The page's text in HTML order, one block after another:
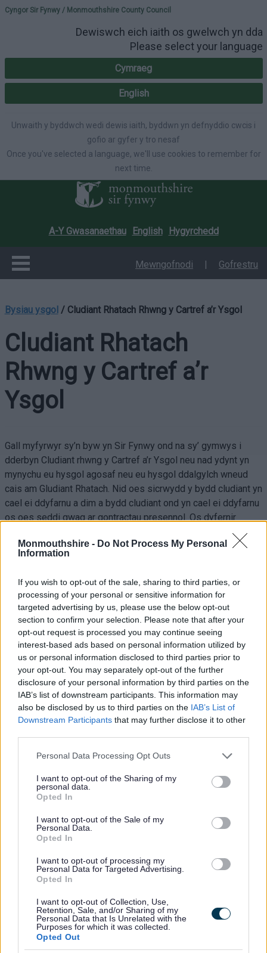
Monmouthshire - Do Not Process My Personal
Information
If you wish to opt-out of the sale, sharing to third parties, or
processing of your personal or sensitive information for
targeted advertising by us, please use the below opt-out
section to confirm your selection. Please note that after your
opt-out request is processed you may continue seeing
interest-based ads based on personal information utilized by
us or personal information disclosed to third parties prior to
your opt-out. You may separately opt-out of the further
disclosure of your personal information by third parties on the
IAB’s list of downstream participants. This information may
also be disclosed by us to third parties on the IAB’s List of
Downstream Participants that may further disclose it to other
Please note that this website/app uses one or more Google
not limited to your visit or usage behaviour. You may click to
grant or deny consent to Google and its third-party tags to
use your data for below specified purposes in below Google
consent section.
Personal Data Processing Opt Outs
I want to opt-out of the Sharing of my
personal data.
Opted In
I want to opt-out of the Sale of my
Personal Data.
Opted In
I want to opt-out of processing my
Personal Data for Targeted Advertising.
Opted In
I want to opt-out of Collection, Use,
Retention, Sale, and/or Sharing of my
Personal Data that Is Unrelated with the
Purposes for which it was collected.
Opted Out
Please select your
Cyngor Sir Fynwy / Monmouthshire County Council
Dewiswch eich iaith os gwelwch yn dda
Please select your language
Cymraeg
English
Unwaith y byddwch wedi dewis iaith, byddwn yn defnyddio cwcis i
gofio ar gyfer y tro nesaf
Once you've selected a language, we'll use cookies to remember for
next time.
A-Y Gwasanaethau English Hygyrchedd
Mewngofnodi | Gofrestru
Bysiau ysgol / Cludiant Rhatach Rhwng y Cartref a’r Ysgol
Cludiant Rhatach
Rhwng y Cartref a’r
Ysgol
Gall myfyrwyr sy’n byw yn Sir Fynwy ond na sy’ gymwys i
dderbyn Cludiant rhwng y Cartref a’r Ysgol neu nad ydynt yn
mynychu eu hysgol agosaf neu eu hysgol ddalgylch wneud
cais am Gludiant Rhatach. Nid oes sicrwydd y bydd cludiant yn
cael ei ddyfarnu a dim a bydd cludiant ond yn cael ei ddyfarnu
os oes seddi gwag ar gontractau presennol. Os dyfernir
. Nid oes rhaid talu hwn yn llawn a
gellir ei dalu trwy gynllun rhandaliadau y cytunwyd arno gyda’r
Tîm Dyledwyr Amrywiol. Yr unig amod yw bod rhaid talu’r
Os nad ydych chi’n byw yn Sir Fynwy ond bod gennych chi
blentyn yn mynychu ysgol yn Sir Fynwy, ni fyddant fel arfer yn
gymwys i dderbyn cludiant. Fodd bynnag, os oes gennym
seddi gwag ar ôl i holl geisiadau trigolion Sir Fynwy gael eu
hystyried, byddwn yn ystyried ceisiadau gan drigolion nad
ydynt yn byw yn Sir Fynwy. Os dyfernir seddi, nid oes unrhyw
sicrwydd y bydd y sedd ar gael am y flwyddyn academaidd
gyfan gan y bydd cais gan ddysgwr sy’n gymwys i gael
cludiant statudol yn arwain at ailddyrannu’r sedd iddynt hwy.
Nid yw Cludiant Rhatach yn wasanaeth statudol ac fe’i cynigir
yn ôl disgresiwn, ac felly nid oes hawl i apelio os na chewch
ail ac yna Rhatach. Caiff ceisiadau eu hasesu a’u blaenoriaethu
am gludiant Rhatach yn unol a ydych chi’n byw yn Sir Fynwy,
Mlynyddoedd 10 ac 11(blynyddoedd TGAU).
Ni fydd disgyblion yn cael awdurdod i ddefnyddio lleoliad
Rhatach nes bod yr Uned Cludiant Teithwyr wedi’i gadarnhau’n
swyddogol yn ysgrifenedig. Os cewch gludiant ac rydych chi’n
Uned Cludiant Teithwyr ar unwaith yn ysgrifenedig fel y gallwn
ailasesu eich cymhwysedd ar gyfer y cludiant. Os caiff eich
sedd ei chanslo wedi hynny, byddwn yn adolygu’r balans ar
unrhyw daliadau ac os oes angen, byddwn yn rhoi ad-daliad i